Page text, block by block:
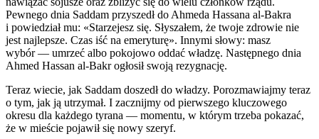
Pewnego dnia Saddam przyszedł do Ahmeda Hassana al-Bakra
i powiedział mu: «Starzejesz się. Słyszałem, że twoje zdrowie nie
jest najlepsze. Czas iść na emeryturę». Innymi słowy: masz
wybór — umrzeć albo pokojowo oddać władzę. Następnego dnia
Ahmed Hassan al-Bakr ogłosił swoją rezygnację.
Teraz wiecie, jak Saddam doszedł do władzy. Porozmawiajmy teraz
o tym, jak ją utrzymał. I zacznijmy od pierwszego kluczowego
okresu dla każdego tyrana — momentu, w którym trzeba pokazać,
że w mieście pojawił się nowy szeryf.